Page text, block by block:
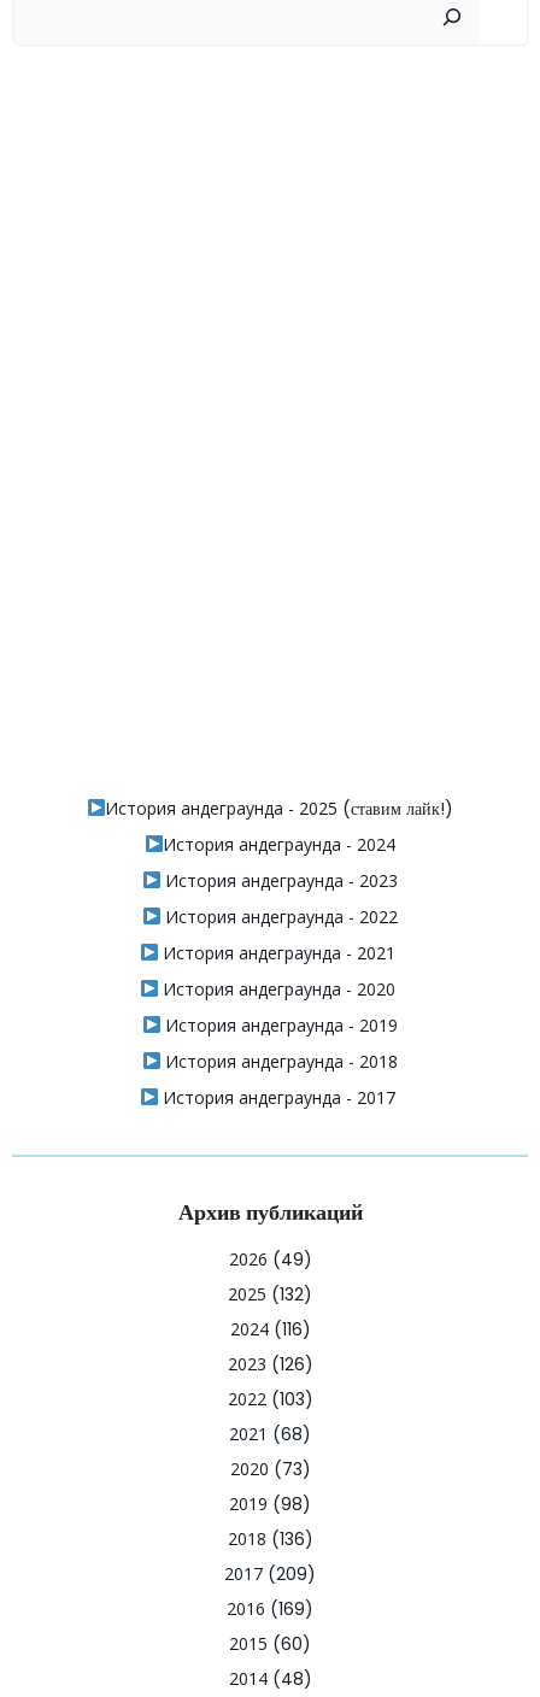
История андеграунда - 2025 (ставим лайк!)
История андеграунда - 2024
История андеграунда - 2023
История андеграунда - 2022
История андеграунда - 2021
История андеграунда - 2020
История андеграунда - 2019
История андеграунда - 2018
История андеграунда - 2017
Архив публикаций
2026 (49)
2025 (132)
2024(116)
2023 (126)
2022(103)
2021 (68)
2020 (73)
2019 (98)
2018 (136)
2017 (209)
2016 (169)
2015 (60)
2014(48)